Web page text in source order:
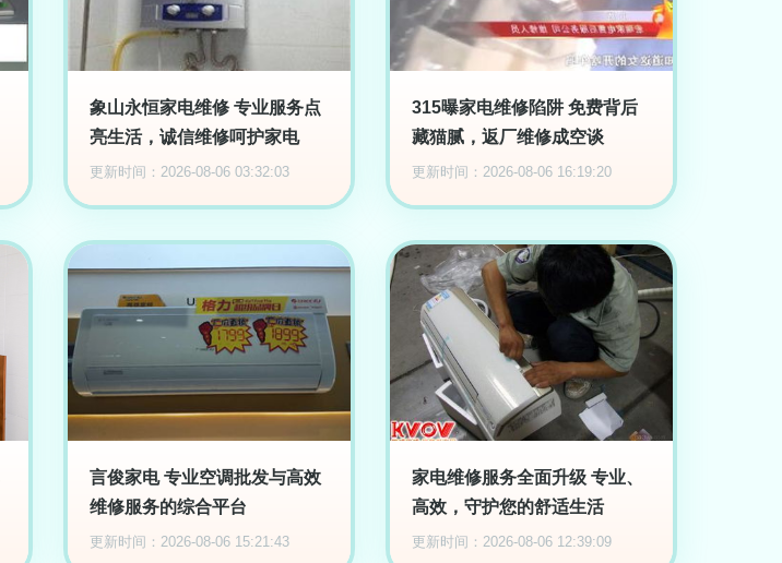
象山永恒家电维修 专业服务点
亮生活，诚信维修呵护家电
更新时间：2026-08-06 03:32:03
315曝家电维修陷阱 免费背后
藏猫腻，返厂维修成空谈
更新时间：2026-08-06 16:19:20
言俊家电 专业空调批发与高效
维修服务的综合平台
更新时间：2026-08-06 15:21:43
家电维修服务全面升级 专业、
高效，守护您的舒适生活
更新时间：2026-08-06 12:39:09